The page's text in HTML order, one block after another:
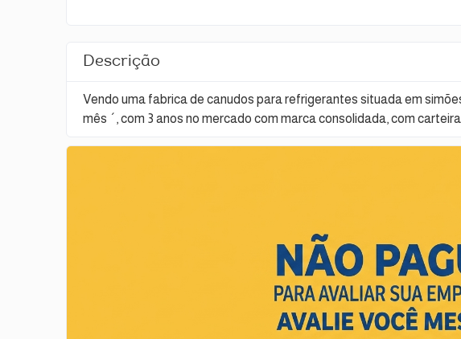
Descrição
Vendo uma fabrica de canudos para refrigerantes situada em
mês ´, com 3 anos no mercado com marca consolidada, com